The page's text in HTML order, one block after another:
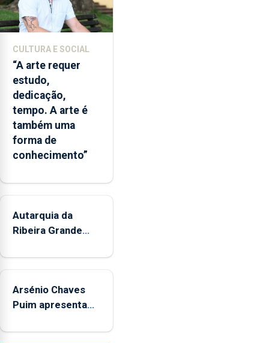
CULTURA E SOCIAL
“A arte requer
estudo,
dedicação,
tempo. A arte é
também uma
forma de
conhecimento”
Autarquia da
Ribeira Grande
"Museus no
Arsénio Chaves
Puim apresenta
Biblioteca de Vila